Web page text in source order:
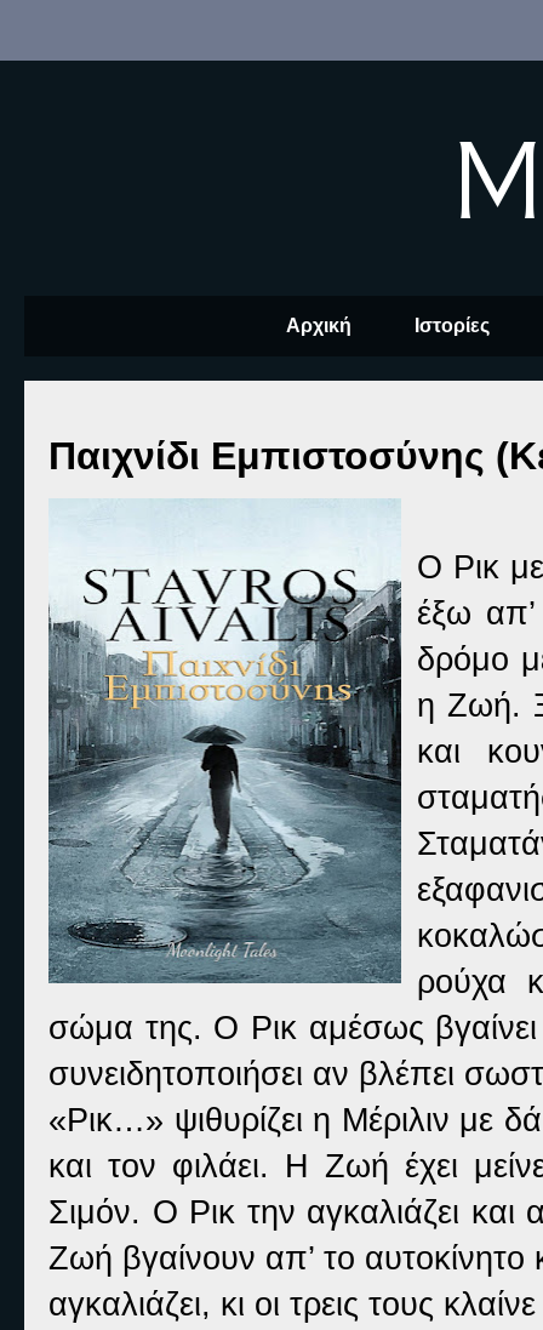
Αρχική Ιστορίες
Παιχνίδι Εμπιστοσύνης
Ο Ρικ
έξω
δρόμο
η Ζωή.
και
ρούχα
σώμα της. Ο Ρικ αμέσως
συνειδητοποιήσει αν βλέπει
«Ρικ…» ψιθυρίζει η Μέριλιν με
και τον φιλάει. Η Ζωή έχει
Σιμόν. Ο Ρικ την αγκαλιάζει και
Ζωή βγαίνουν απ’ το αυτοκίνητο
αγκαλιάζει, κι οι τρεις τους